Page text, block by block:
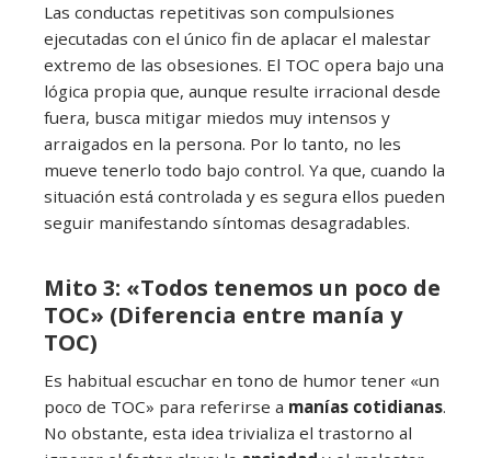
Las conductas repetitivas son compulsiones
ejecutadas con el único fin de aplacar el malestar
extremo de las obsesiones. El TOC opera bajo una
lógica propia que, aunque resulte irracional desde
fuera, busca mitigar miedos muy intensos y
arraigados en la persona. Por lo tanto, no les
mueve tenerlo todo bajo control. Ya que, cuando la
situación está controlada y es segura ellos pueden
seguir manifestando síntomas desagradables.
Mito 3: «Todos tenemos un poco de
TOC» (Diferencia entre manía y
TOC)
Es habitual escuchar en tono de humor tener «un
poco de TOC» para referirse a manías cotidianas.
No obstante, esta idea trivializa el trastorno al